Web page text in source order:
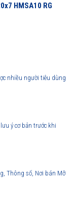
hãng
HMSA10 RG
nhiều người tiêu dùng
ý cơ bản trước khi
Thông số, Nơi bán Mỡ